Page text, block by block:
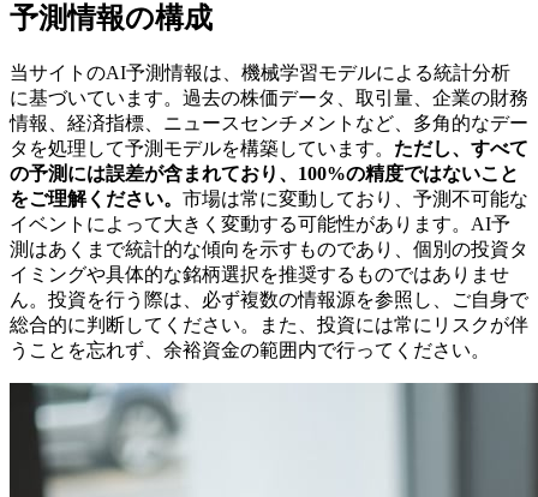
予測情報の構成
当サイトのAI予測情報は、機械学習モデルによる統計分析
に基づいています。過去の株価データ、取引量、企業の財務
情報、経済指標、ニュースセンチメントなど、多角的なデー
タを処理して予測モデルを構築しています。 ただし、すべて
の予測には誤差が含まれており、100%の精度ではないこと
をご理解ください。 市場は常に変動しており、予測不可能な
イベントによって大きく変動する可能性があります。AI予
測はあくまで統計的な傾向を示すものであり、個別の投資タ
イミングや具体的な銘柄選択を推奨するものではありませ
ん。投資を行う際は、必ず複数の情報源を参照し、ご自身で
総合的に判断してください。また、投資には常にリスクが伴
うことを忘れず、余裕資金の範囲内で行ってください。